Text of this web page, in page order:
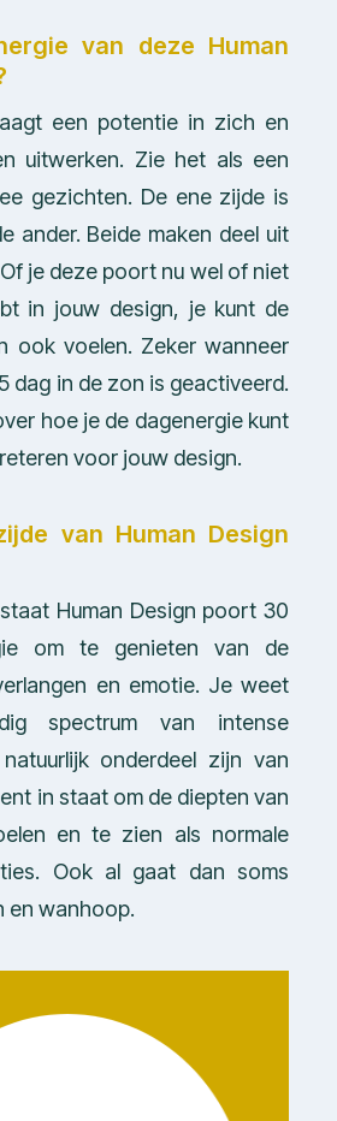
van deze Human
een potentie in zich en
uitwerken. Zie het als een
gezichten. De ene zijde is
ander. Beide maken deel uit
je deze poort nu wel of niet
in jouw design, je kunt de
ook voelen. Zeker wanneer
dag in de zon is geactiveerd.
hoe je de dagenergie kunt
voor jouw design.
van Human Design
Human Design poort 30
om te genieten van de
en emotie. Je weet
spectrum van intense
onderdeel zijn van
in staat om de diepten van
en te zien als normale
Ook al gaat dan soms
en wanhoop.